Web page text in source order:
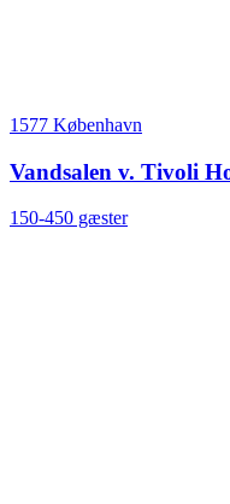
1577 København
Vandsalen v. Tivoli
150-450 gæster